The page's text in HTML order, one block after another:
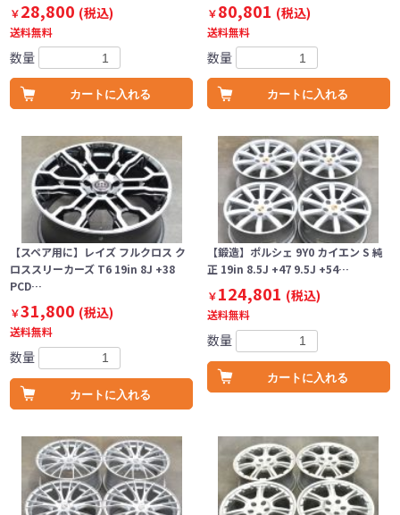
￥28,800 (税込)
送料無料
数量
カートに入れる
￥80,801 (税込)
送料無料
数量
カートに入れる
【スペア用に】レイズ フルクロス ク
ロススリーカーズ T6 19in 8J +38
PCD…
￥31,800 (税込)
送料無料
数量
カートに入れる
【鍛造】ポルシェ 9Y0 カイエン S 純
正 19in 8.5J +47 9.5J +54…
￥124,801 (税込)
送料無料
数量
カートに入れる